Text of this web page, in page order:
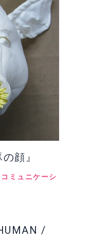
顔』
ミュニケーシ
/